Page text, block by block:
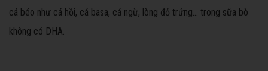
cá béo như cá hồi, cá basa, cá ngừ, lòng đỏ trứng… trong sữa bò
không có DHA.